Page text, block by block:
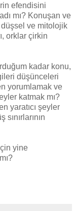
efendisini
mı? Konuşan ve
ve mitolojik
orklar çirkin
kadar konu,
düşünceleri
yorumlamak ve
katmak mı?
yaratıcı şeyler
yine